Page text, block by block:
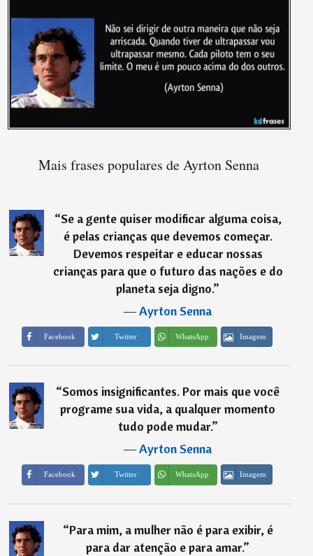
Mais frases populares de Ayrton Senna
“Se a gente quiser modificar alguma coisa,
é pelas crianças que devemos começar.
Devemos respeitar e educar nossas
crianças para que o futuro das nações e do
planeta seja digno.”
―Ayrton Senna
Facebook Twitter WhatsApp Imagem
“Somos insignificantes. Por mais que você
programe sua vida, a qualquer momento
tudo pode mudar.”
―Ayrton Senna
Facebook Twitter WhatsApp Imagem
“Para mim, a mulher não é para exibir, é
para dar atenção e para amar.”